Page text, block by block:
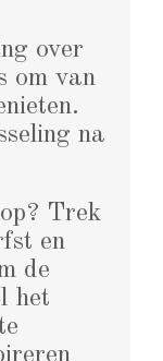
over
om van
na
Trek
en
de
het